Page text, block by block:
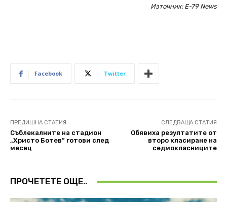
Източник: Е-79 News
Facebook Twitter
ПРЕДИШНА СТАТИЯ
Съблекалните на стадион
„Христо Ботев” готови след
месец
СЛЕДВАЩА СТАТИЯ
Обявиха резултатите от
второ класиране на
седмокласниците
ПРОЧЕТЕТЕ ОЩЕ..